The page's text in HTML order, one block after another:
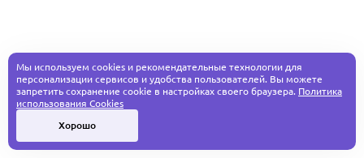
Мы используем cookies и рекомендательные технологии для
персонализации сервисов и удобства пользователей. Вы можете
запретить сохранение cookie в настройках своего браузера. Политика
использования Cookies
Хорошо